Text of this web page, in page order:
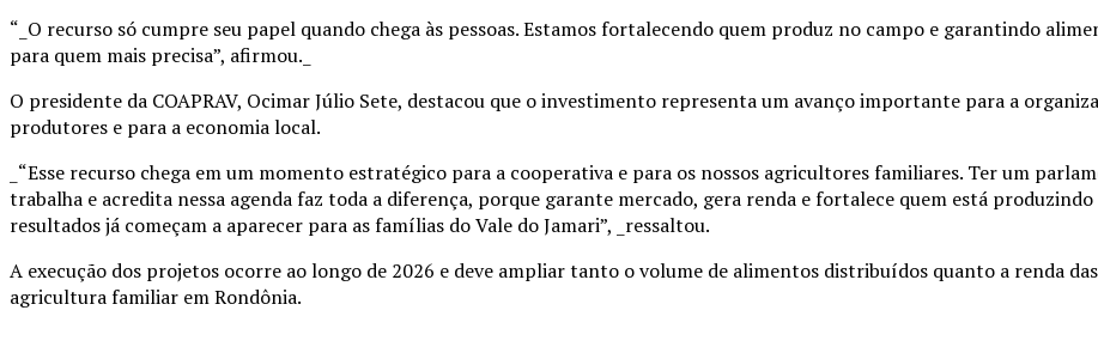
“_O recurso só cumpre seu papel quando chega às pessoas. Estamos fortalecendo quem produz no campo e garantindo
para quem mais precisa”, afirmou._
O presidente da COAPRAV, Ocimar Júlio Sete, destacou que o investimento representa um avanço importante para a
produtores e para a economia local.
_“Esse recurso chega em um momento estratégico para a cooperativa e para os nossos agricultores familiares. Ter um
trabalha e acredita nessa agenda faz toda a diferença, porque garante mercado, gera renda e fortalece quem está produzindo
resultados já começam a aparecer para as famílias do Vale do Jamari”, _ressaltou.
A execução dos projetos ocorre ao longo de 2026 e deve ampliar tanto o volume de alimentos distribuídos quanto a renda
agricultura familiar em Rondônia.